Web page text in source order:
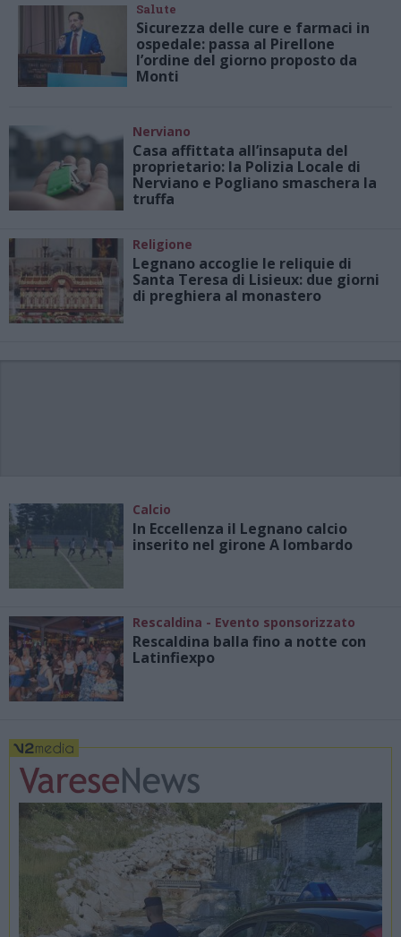
Salute
Sicurezza delle cure e farmaci in
ospedale: passa al Pirellone
l’ordine del giorno proposto da
Monti
Nerviano
Casa affittata all’insaputa del
proprietario: la Polizia Locale di
Nerviano e Pogliano smaschera la
truffa
Religione
Legnano accoglie le reliquie di
Santa Teresa di Lisieux: due giorni
di preghiera al monastero
Calcio
In Eccellenza il Legnano calcio
inserito nel girone A lombardo
Rescaldina - Evento sponsorizzato
Rescaldina balla fino a notte con
Latinfiexpo